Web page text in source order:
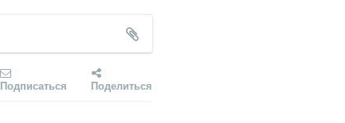
Подписаться Поделиться